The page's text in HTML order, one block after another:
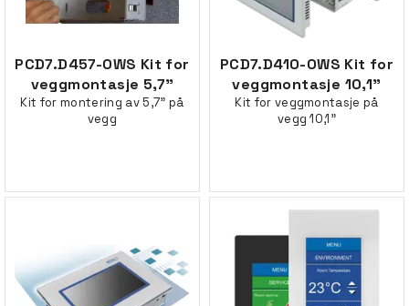
PCD7.D457-OWS Kit for
veggmontasje 5,7"
Kit for montering av 5,7" på
vegg
PCD7.D410-OWS Kit for
veggmontasje 10,1"
Kit for veggmontasje på
vegg 10,1"